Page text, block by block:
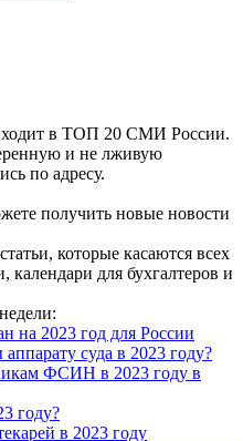
в ТОП 20 СМИ России.
и не лживую
по адресу.
получить новые новости
которые касаются всех
календари для бухгалтеров и
на 2023 год для России
суда в 2023 году?
ФСИН в 2023 году в
году?
в 2023 году